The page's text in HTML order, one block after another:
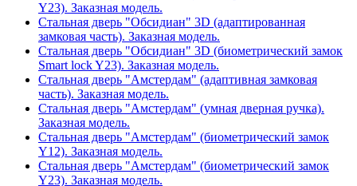
Y23). Заказная модель.
Стальная дверь "Обсидиан" 3D (адаптированная
замковая часть). Заказная модель.
Стальная дверь "Обсидиан" 3D (биометрический замок
Smart lock Y23). Заказная модель.
Стальная дверь "Амстердам" (адаптивная замковая
часть). Заказная модель.
Стальная дверь "Амстердам" (умная дверная ручка).
Заказная модель.
Стальная дверь "Амстердам" (биометрический замок
Y12). Заказная модель.
Стальная дверь "Амстердам" (биометрический замок
Y23). Заказная модель.